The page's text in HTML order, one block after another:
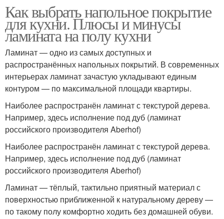
Как выбрать напольное покрытие
для кухни. Плюсы и минусы
ламината на полу кухни
Ламинат — одно из самых доступных и
распространённых напольных покрытий. В современных
интерьерах ламинат зачастую укладывают единым
контуром — по максимальной площади квартиры.
Наиболее распространён ламинат с текстурой дерева.
Например, здесь исполнение под дуб (ламинат
российского производителя Aberhof)
Наиболее распространён ламинат с текстурой дерева.
Например, здесь исполнение под дуб (ламинат
российского производителя Aberhof)
Ламинат — тёплый, тактильно приятный материал с
поверхностью приближенной к натуральному дереву —
по такому полу комфортно ходить без домашней обуви.